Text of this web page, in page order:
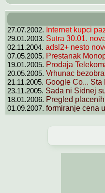
27.07.2002. Internet kupci
29.01.2003. Sutra 30.01.
02.11.2004. adsl2+ nesto
07.05.2005. Prestanak
19.01.2005. Prodaja
20.05.2005. Vrhunac
21.11.2005. Google Co... Sta
23.11.2005. Sada ni Sidnej
18.01.2006. Pregled
01.09.2007. formiranje cena